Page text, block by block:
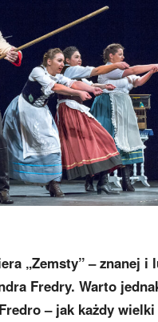
„Zemsty” – znanej i
Fredry. Warto
– jak każdy